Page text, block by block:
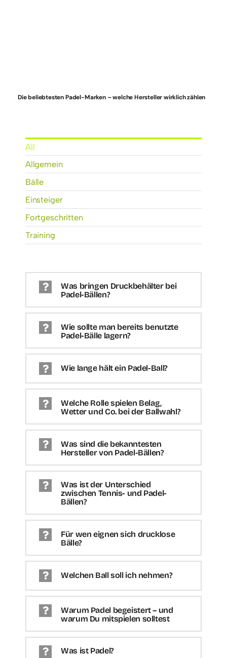
Die beliebtesten Padel-Marken – welche Hersteller wirklich zählen
All
Allgemein
Bälle
Einsteiger
Fortgeschritten
Training
Was bringen Druckbehälter bei
Padel-Bällen?
Wie sollte man bereits benutzte
Padel-Bälle lagern?
Wie lange hält ein Padel-Ball?
Welche Rolle spielen Belag,
Wetter und Co. bei der Ballwahl?
Was sind die bekanntesten
Hersteller von Padel-Bällen?
Was ist der Unterschied
zwischen Tennis- und Padel-
Bällen?
Für wen eignen sich drucklose
Bälle?
Welchen Ball soll ich nehmen?
Warum Padel begeistert – und
warum Du mitspielen solltest
Was ist Padel?